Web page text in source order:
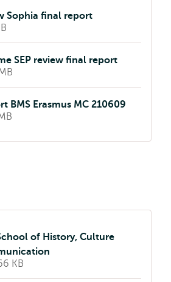
Sophia final report
SEP review final report
BMS Erasmus MC 210609
of History, Culture
KB